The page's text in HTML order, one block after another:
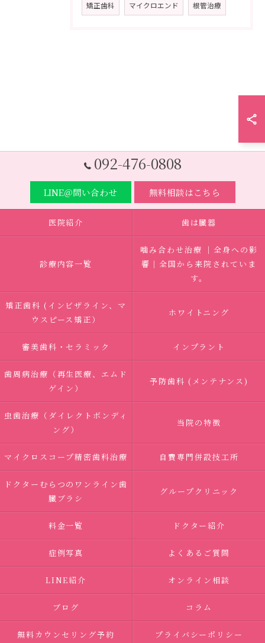
矯正歯科 マイクロエンド 根管治療
092-476-0808
LINE＠問い合わせ 無料相談はこちら
医院紹介 歯は臓器
診療内容一覧
噛み合わせ治療 ｜全身への影
響｜全国から来院されていま
す。
矯正歯科 (インビザライン、マ
ウスピース矯正）
ホワイトニング
審美歯科・セラミック インプラント
歯周病治療（再生医療、エムド
ゲイン）
予防歯科 (メンテナンス)
虫歯治療（ダイレクトボンディ
ング）
当院の特徴
マイクロスコープ精密歯科治療 自費専門併設技工所
ドクターむらつのワンライン歯
臓ブラシ
グループクリニック
料金一覧 ドクター紹介
症例写真 よくあるご質問
LINE紹介 オンライン相談
ブログ コラム
無料カウンセリング予約 プライバシーポリシー